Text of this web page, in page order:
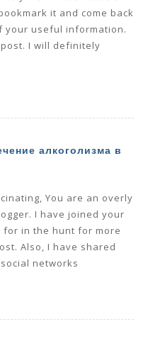
it and come back
your useful information.
I will definitely
алкоголизма в
You are an overly
I have joined your
in the hunt for more
Also, I have shared
networks